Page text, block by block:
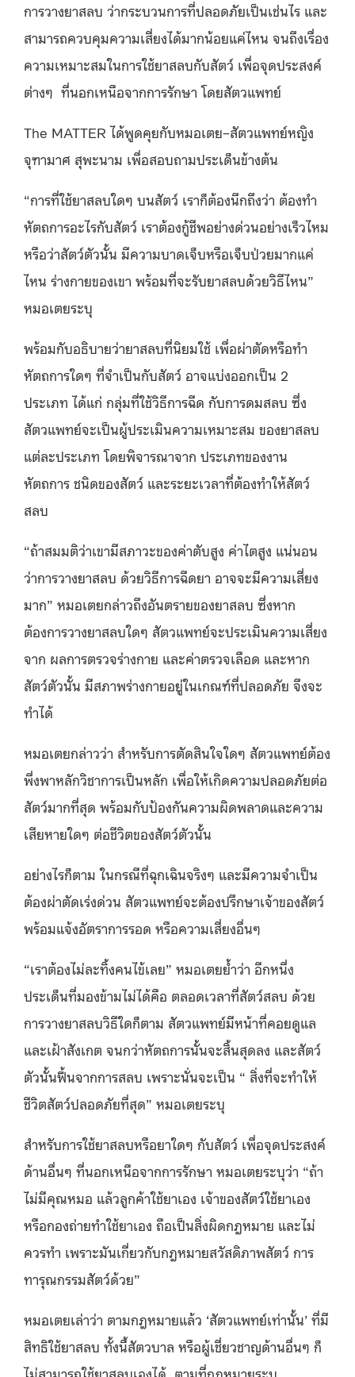
การวางยาสลบ ว่ากระบวนการที่ปลอดภัยเป็นเช่นไร และ
สามารถควบคุมความเสี่ยงได้มากน้อยแค่ไหน จนถึงเรื่อง
ความเหมาะสมในการใช้ยาสลบกับสัตว์ เพื่อจุดประสงค์
ต่างๆ ที่นอกเหนือจากการรักษา โดยสัตวแพทย์
The MATTER ได้พูดคุยกับหมอเตย–สัตวแพทย์หญิง
จุฑามาศ สุพะนาม เพื่อสอบถามประเด็นข้างต้น
“การที่ใช้ยาสลบใดๆ บนสัตว์ เราก็ต้องนึกถึงว่า ต้องทำ
หัตถการอะไรกับสัตว์ เราต้องกู้ชีพอย่างด่วนอย่างเร็วไหม
หรือว่าสัตว์ตัวนั้น มีความบาดเจ็บหรือเจ็บป่วยมากแค่
ไหน ร่างกายของเขา พร้อมที่จะรับยาสลบด้วยวิธีไหน”
หมอเตยระบุ
พร้อมกับอธิบายว่ายาสลบที่นิยมใช้ เพื่อผ่าตัดหรือทำ
หัตถการใดๆ ที่จำเป็นกับสัตว์ อาจแบ่งออกเป็น 2
ประเภท ได้แก่ กลุ่มที่ใช้วิธีการฉีด กับการดมสลบ ซึ่ง
สัตวแพทย์จะเป็นผู้ประเมินความเหมาะสม ของยาสลบ
แต่ละประเภท โดยพิจารณาจาก ประเภทของงาน
หัตถการ ชนิดของสัตว์ และระยะเวลาที่ต้องทำให้สัตว์
สลบ
“ถ้าสมมติว่าเขามีสภาวะของค่าตับสูง ค่าไตสูง แน่นอน
ว่าการวางยาสลบ ด้วยวิธีการฉีดยา อาจจะมีความเสี่ยง
มาก” หมอเตยกล่าวถึงอันตรายของยาสลบ ซึ่งหาก
ต้องการวางยาสลบใดๆ สัตวแพทย์จะประเมินความเสี่ยง
จาก ผลการตรวจร่างกาย และค่าตรวจเลือด และหาก
สัตว์ตัวนั้น มีสภาพร่างกายอยู่ในเกณฑ์ที่ปลอดภัย จึงจะ
ทำได้
หมอเตยกล่าวว่า สำหรับการตัดสินใจใดๆ สัตวแพทย์ต้อง
พึ่งพาหลักวิชาการเป็นหลัก เพื่อให้เกิดความปลอดภัยต่อ
สัตว์มากที่สุด พร้อมกับป้องกันความผิดพลาดและความ
เสียหายใดๆ ต่อชีวิตของสัตว์ตัวนั้น
อย่างไรก็ตาม ในกรณีที่ฉุกเฉินจริงๆ และมีความจำเป็น
ต้องผ่าตัดเร่งด่วน สัตวแพทย์จะต้องปรึกษาเจ้าของสัตว์
พร้อมแจ้งอัตราการรอด หรือความเสี่ยงอื่นๆ
“เราต้องไม่ละทิ้งคนไข้เลย” หมอเตยย้ำว่า อีกหนึ่ง
ประเด็นที่มองข้ามไม่ได้คือ ตลอดเวลาที่สัตว์สลบ ด้วย
การวางยาสลบวิธีใดก็ตาม สัตวแพทย์มีหน้าที่คอยดูแล
และเฝ้าสังเกต จนกว่าหัตถการนั้นจะสิ้นสุดลง และสัตว์
ตัวนั้นฟื้นจากการสลบ เพราะนั่นจะเป็น “ สิ่งที่จะทำให้
ชีวิตสัตว์ปลอดภัยที่สุด” หมอเตยระบุ
สำหรับการใช้ยาสลบหรือยาใดๆ กับสัตว์ เพื่อจุดประสงค์
ด้านอื่นๆ ที่นอกเหนือจากการรักษา หมอเตยระบุว่า “ถ้า
ไม่มีคุณหมอ แล้วลูกค้าใช้ยาเอง เจ้าของสัตว์ใช้ยาเอง
หรือกองถ่ายทำใช้ยาเอง ถือเป็นสิ่งผิดกฎหมาย และไม่
ควรทำ เพราะมันเกี่ยวกับกฎหมายสวัสดิภาพสัตว์ การ
ทารุณกรรมสัตว์ด้วย”
หมอเตยเล่าว่า ตามกฎหมายแล้ว ‘สัตวแพทย์เท่านั้น’ ที่มี
สิทธิใช้ยาสลบ ทั้งนี้สัตวบาล หรือผู้เชี่ยวชาญด้านอื่นๆ ก็
ไม่สามารถใช้ยาสลบเองได้ ตามที่กฎหมายระบุ